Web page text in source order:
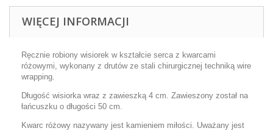
WIĘCEJ INFORMACJI
Ręcznie robiony wisiorek w kształcie serca z kwarcami
różowymi, wykonany z drutów ze stali chirurgicznej techniką wire
wrapping.
Długość wisiorka wraz z zawieszką 4 cm. Zawieszony został na
łańcuszku o długości 50 cm.
Kwarc różowy nazywany jest kamieniem miłości. Uważany jest